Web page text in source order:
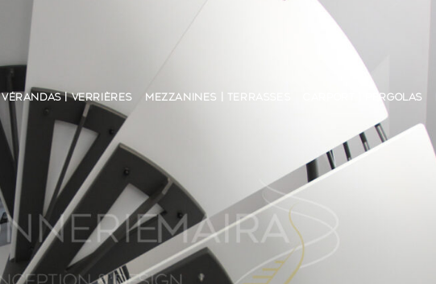
VÉRANDAS | VERRIÈRES MEZZANINES | TERRASSES CARPORT | PERGOLAS